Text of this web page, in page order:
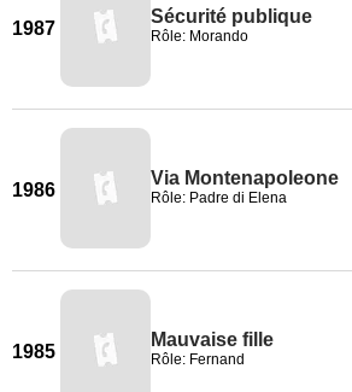
1987
Sécurité publique
Rôle: Morando
1986
Via Montenapoleone
Rôle: Padre di Elena
1985
Mauvaise fille
Rôle: Fernand